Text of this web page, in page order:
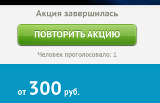
Акция завершилась
ПОВТОРИТЬ АКЦИЮ
Человек проголосовало: 1
от 300 руб.